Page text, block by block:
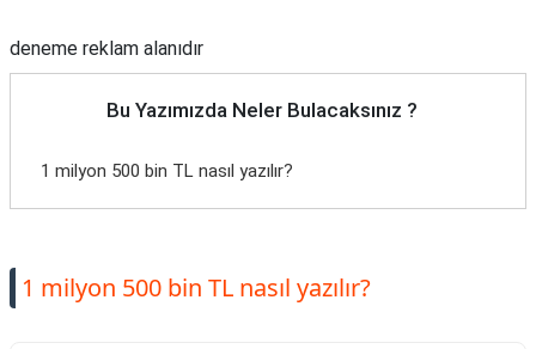
deneme reklam alanıdır
Bu Yazımızda Neler Bulacaksınız ?
1 milyon 500 bin TL nasıl yazılır?
1 milyon 500 bin TL nasıl yazılır?